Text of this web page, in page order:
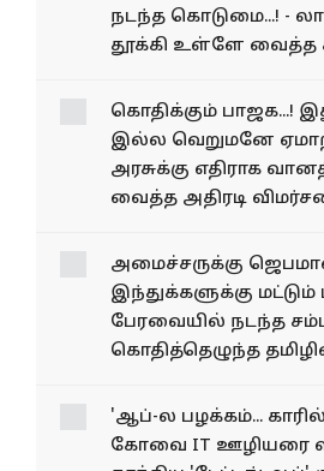
நடந்த கொடுமை...! -
தூக்கி உள்ளே வைத்த
கொதிக்கும் பாஜக...!
இல்ல வெறுமனே
அரசுக்கு எதிராக
வைத்த அதிரடி
அமைச்சருக்கு
இந்துக்களுக்கு மட்டும்
பேரவையில் நடந்த
கொதித்தெழுந்த
'ஆப்-ல பழக்கம்...
கோவை IT ஊழியரை